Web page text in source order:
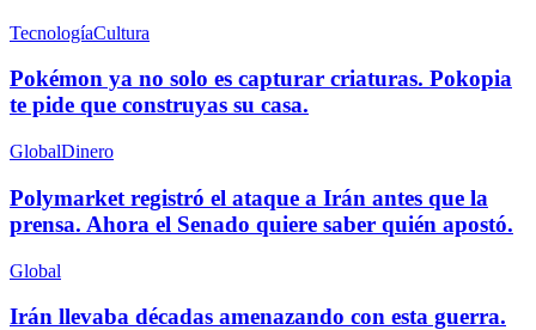
TecnologíaCultura
Pokémon ya no solo es capturar criaturas. Pokopia
te pide que construyas su casa.
GlobalDinero
Polymarket registró el ataque a Irán antes que la
prensa. Ahora el Senado quiere saber quién apostó.
Global
Irán llevaba décadas amenazando con esta guerra.